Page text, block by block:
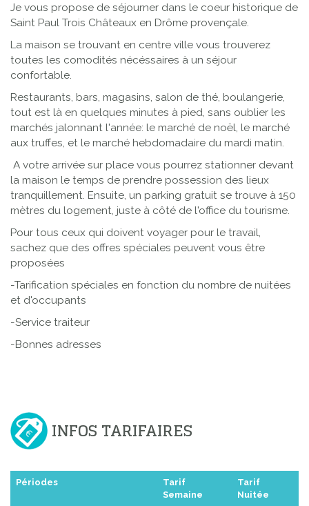
Je vous propose de séjourner dans le coeur historique de
Saint Paul Trois Châteaux en Drôme provençale.
La maison se trouvant en centre ville vous trouverez
toutes les comodités nécéssaires à un séjour
confortable.
Restaurants, bars, magasins, salon de thé, boulangerie,
tout est là en quelques minutes à pied, sans oublier les
marchés jalonnant l'année: le marché de noël, le marché
aux truffes, et le marché hebdomadaire du mardi matin.
A votre arrivée sur place vous pourrez stationner devant
la maison le temps de prendre possession des lieux
tranquillement. Ensuite, un parking gratuit se trouve à 150
mètres du logement, juste à côté de l'office du tourisme.
Pour tous ceux qui doivent voyager pour le travail,
sachez que des offres spéciales peuvent vous être
proposées
-Tarification spéciales en fonction du nombre de nuitées
et d'occupants
-Service traiteur
-Bonnes adresses
INFOS TARIFAIRES
Périodes
Tarif
Semaine
Tarif
Nuitée